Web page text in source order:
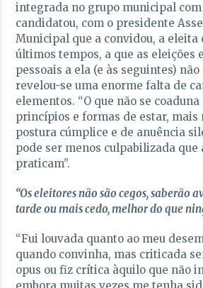
integrada no grupo municipal com
candidatou, com o presidente
Municipal que a convidou, a eleita
últimos tempos, a que as eleições
pessoais a ela (e às seguintes) não
revelou-se uma enorme falta de
elementos. “O que não se coaduna
princípios e formas de estar, mais
postura cúmplice e de anuência
pode ser menos culpabilizada que
praticam”.
“Os eleitores não são cegos, saberão
tarde ou mais cedo, melhor do que
“Fui louvada quanto ao meu
quando convinha, mas criticada
opus ou fiz crítica àquilo que não